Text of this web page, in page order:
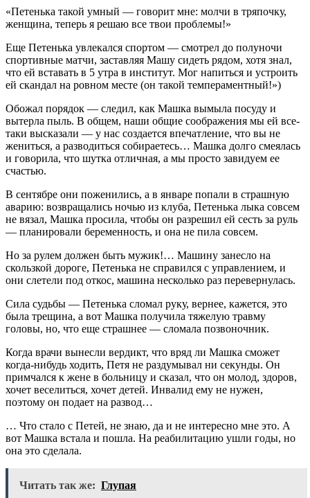
«Петенька такой умный — говорит мне: молчи в тряпочку,
женщина, теперь я решаю все твои проблемы!»
Еще Петенька увлекался спортом — смотрел до полуночи
спортивные матчи, заставляя Машу сидеть рядом, хотя знал,
что ей вставать в 5 утра в институт. Мог напиться и устроить
ей скандал на ровном месте (он такой темпераментный!»)
Обожал порядок — следил, как Машка вымыла посуду и
вытерла пыль. В общем, наши общие соображения мы ей все-
таки высказали — у нас создается впечатление, что вы не
жениться, а разводиться собираетесь… Машка долго смеялась
и говорила, что шутка отличная, а мы просто завидуем ее
счастью.
В сентябре они поженились, а в январе попали в страшную
аварию: возвращались ночью из клуба, Петенька лыка совсем
не вязал, Машка просила, чтобы он разрешил ей сесть за руль
— планировали беременность, и она не пила совсем.
Но за рулем должен быть мужик!… Машину занесло на
скользкой дороге, Петенька не справился с управлением, и
они слетели под откос, машина несколько раз перевернулась.
Сила судьбы — Петенька сломал руку, вернее, кажется, это
была трещина, а вот Машка получила тяжелую травму
головы, но, что еще страшнее — сломала позвоночник.
Когда врачи вынесли вердикт, что вряд ли Машка сможет
когда-нибудь ходить, Петя не раздумывал ни секунды. Он
примчался к жене в больницу и сказал, что он молод, здоров,
хочет веселиться, хочет детей. Инвалид ему не нужен,
поэтому он подает на развод…
… Что стало с Петей, не знаю, да и не интересно мне это. А
вот Машка встала и пошла. На реабилитацию ушли годы, но
она это сделала.
Читать так же: Глупая